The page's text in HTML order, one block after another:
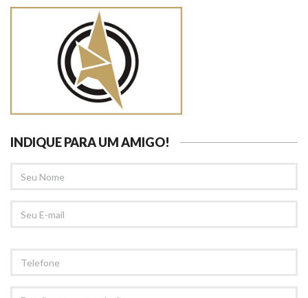
INDIQUE PARA UM AMIGO!
NOME
EMAIL